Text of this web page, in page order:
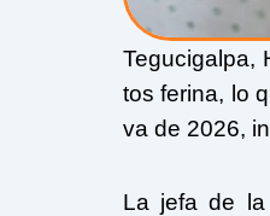
Tegucigalpa,
tos ferina, lo
va de 2026,
La jefa de la